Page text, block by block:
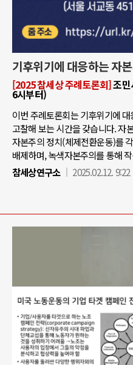
기후위기에 대응하는 자
[2025 참세상 주례토론회]조
6시부터)
이번 주례토론회는 기후위기에
고찰해 보는 시간을 갖습니다. 자
자본주의 정치(체제전환운동)를
배제하며, 녹색자본주의를 통해
참세상연구소
2025.02.12. 9:22